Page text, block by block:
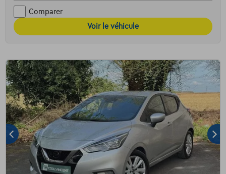
Comparer
Voir le véhicule